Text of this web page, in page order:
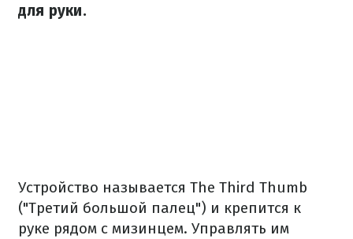
для руки.
Устройство называется The Third Thumb
("Третий большой палец") и крепится к
руке рядом с мизинцем. Управлять им